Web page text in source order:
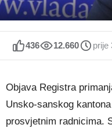
436 12.660 prije
Objava Registra
Unsko-sanskog
prosvjetnim radnicima.